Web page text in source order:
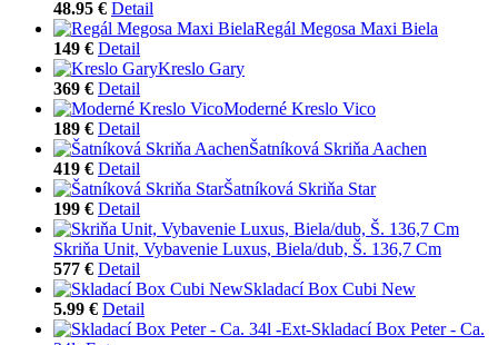
48.95 € Detail
Regál Megosa Maxi Biela
149 € Detail
Kreslo Gary
369 € Detail
Moderné Kreslo Vico
189 € Detail
Šatníková Skriňa Aachen
419 € Detail
Šatníková Skriňa Star
199 € Detail
Skriňa Unit, Vybavenie Luxus, Biela/dub, Š. 136,7 Cm
577 € Detail
Skladací Box Cubi New
5.99 € Detail
Skladací Box Peter - Ca.